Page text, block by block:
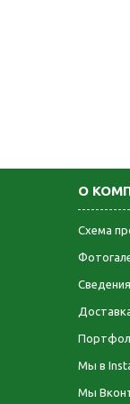
О
Схема
Мы в
Мы